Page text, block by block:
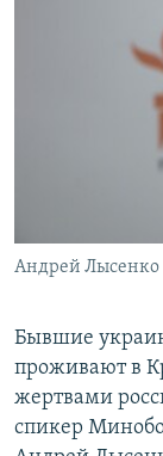
СОВЕТЫ
ПРОПАВШИЕ БЕЗ
ПОБЕДИТЕЛЕЙ
УКРАИНСКАЯ
Все сайты
Андрей Лысенко
Бывшие
проживают в
жертвами
спикер